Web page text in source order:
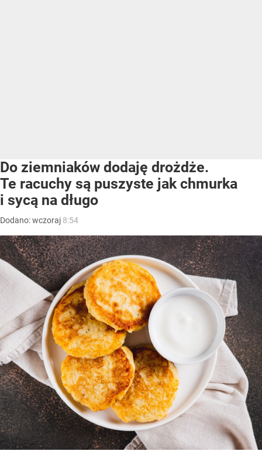
Do ziemniaków dodaję drożdże.
Te racuchy są puszyste jak chmurka
i sycą na długo
Dodano:wczoraj 8:54